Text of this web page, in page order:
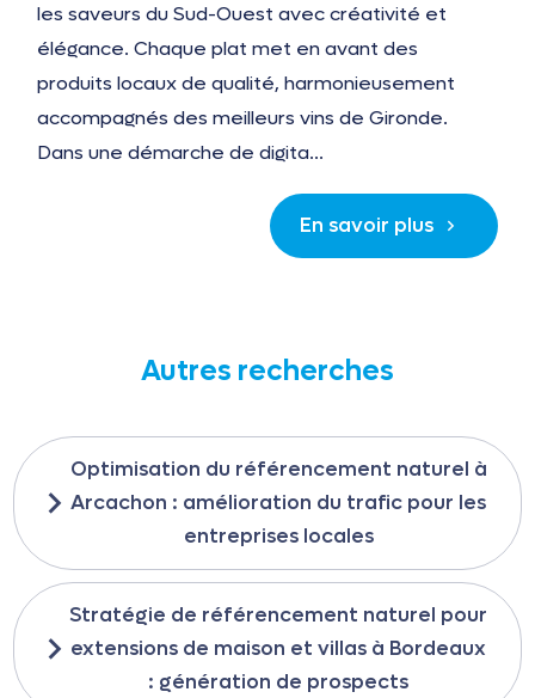
les saveurs du Sud-Ouest avec créativité et
élégance. Chaque plat met en avant des
produits locaux de qualité, harmonieusement
accompagnés des meilleurs vins de Gironde.
Dans une démarche de digita...
En savoir plus
Autres recherches
Optimisation du référencement naturel à
Arcachon : amélioration du trafic pour les
entreprises locales
Stratégie de référencement naturel pour
extensions de maison et villas à Bordeaux
: génération de prospects